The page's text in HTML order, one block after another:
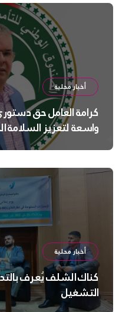
أخبار محلية
كرامة العامل حق
واسعة لتعزيز
أخبار محلية
كناك الشلف يُعرف
التشغيل